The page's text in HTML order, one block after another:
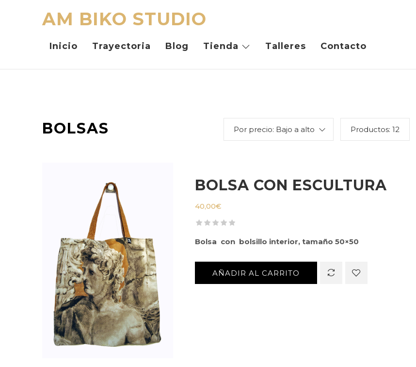
AM BIKO STUDIO
Inicio Trayectoria Blog Tienda Talleres Contacto
BOLSAS Por precio: Bajo a alto Productos: 12
BOLSA CON ESCULTURA
40,00€
Bolsa con bolsillo interior, tamaño 50×50
AÑADIR AL CARRITO